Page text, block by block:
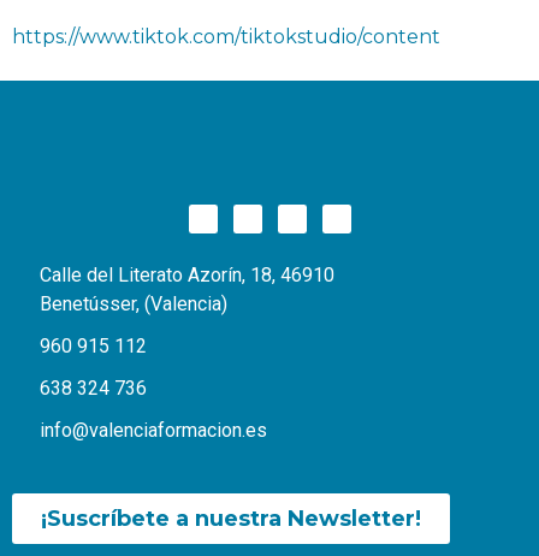
https://www.tiktok.com/tiktokstudio/content
Calle del Literato Azorín, 18, 46910
Benetússer, (Valencia)
960 915 112
638 324 736
info@valenciaformacion.es
¡Suscríbete a nuestra Newsletter!